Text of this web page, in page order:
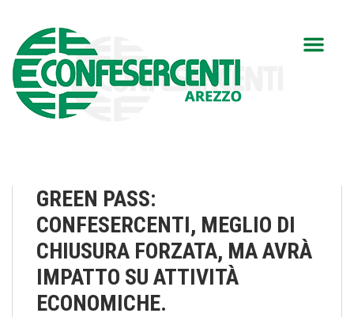
GREEN PASS:
CONFESERCENTI, MEGLIO DI
CHIUSURA FORZATA, MA AVRÀ
IMPATTO SU ATTIVITÀ
ECONOMICHE.